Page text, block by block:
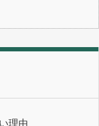
理由